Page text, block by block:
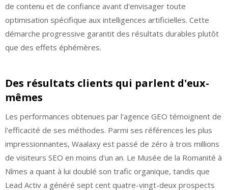
de contenu et de confiance avant d'envisager toute
optimisation spécifique aux intelligences artificielles. Cette
démarche progressive garantit des résultats durables plutôt
que des effets éphémères.
Des résultats clients qui parlent d'eux-
mêmes
Les performances obtenues par l'agence GEO témoignent de
l'efficacité de ses méthodes. Parmi ses références les plus
impressionnantes, Waalaxy est passé de zéro à trois millions
de visiteurs SEO en moins d'un an. Le Musée de la Romanité à
Nîmes a quant à lui doublé son trafic organique, tandis que
Lead Activ a généré sept cent quatre-vingt-deux prospects